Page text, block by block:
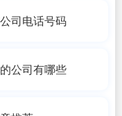
司电话号码
公司有哪些